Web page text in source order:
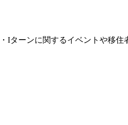
Iターンに関するイベントや移住